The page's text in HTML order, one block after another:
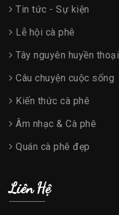
Tin tức - Sự kiện
Lễ hội cà phê
Tây nguyên huyền thoại
Câu chuyện cuộc sống
Kiến thức cà phê
Âm nhạc & Cà phê
Quán cà phê đẹp
Liên Hệ